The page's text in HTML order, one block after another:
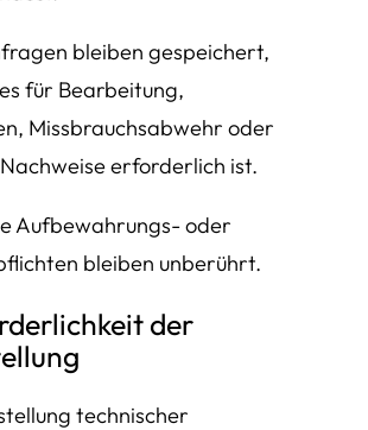
bleiben gespeichert,
für Bearbeitung,
Missbrauchsabwehr oder
erforderlich ist.
Aufbewahrungs- oder
bleiben unberührt.
der
technischer